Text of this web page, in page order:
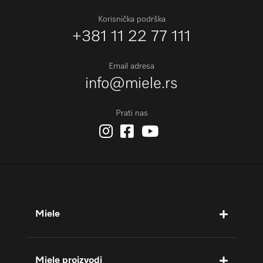
Korisnička podrška
+381 11 22 77 111
Email adresa
info@miele.rs
Prati nas
Miele
Miele proizvodi